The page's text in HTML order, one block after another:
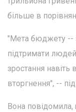
більше в
"Мета бюджету --
підтримати
зростання
вторгнення", --
Вона повідомила,